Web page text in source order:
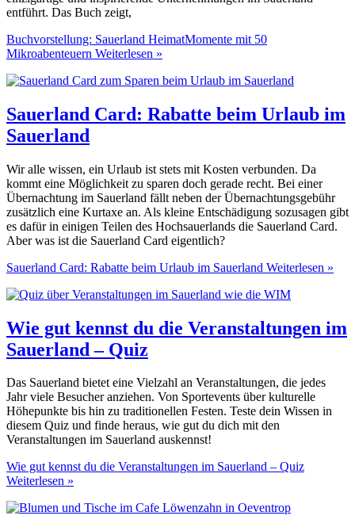
entführt. Das Buch zeigt,
Buchvorstellung: Sauerland HeimatMomente mit 50
Mikroabenteuern Weiterlesen »
Sauerland Card: Rabatte beim Urlaub im
Sauerland
Wir alle wissen, ein Urlaub ist stets mit Kosten verbunden. Da
kommt eine Möglichkeit zu sparen doch gerade recht. Bei einer
Übernachtung im Sauerland fällt neben der Übernachtungsgebühr
zusätzlich eine Kurtaxe an. Als kleine Entschädigung sozusagen gibt
es dafür in einigen Teilen des Hochsauerlands die Sauerland Card.
Aber was ist die Sauerland Card eigentlich?
Sauerland Card: Rabatte beim Urlaub im Sauerland Weiterlesen »
Wie gut kennst du die Veranstaltungen im
Sauerland – Quiz
Das Sauerland bietet eine Vielzahl an Veranstaltungen, die jedes
Jahr viele Besucher anziehen. Von Sportevents über kulturelle
Höhepunkte bis hin zu traditionellen Festen. Teste dein Wissen in
diesem Quiz und finde heraus, wie gut du dich mit den
Veranstaltungen im Sauerland auskennst!
Wie gut kennst du die Veranstaltungen im Sauerland – Quiz
Weiterlesen »